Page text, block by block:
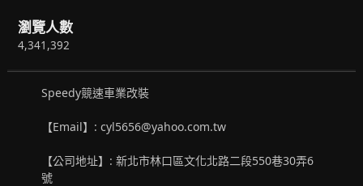
瀏覽人數
4,341,392
Speedy競速車業改裝
【Email】: cyl5656@yahoo.com.tw
【公司地址】: 新北市林口區文化北路二段550巷30弄6
號